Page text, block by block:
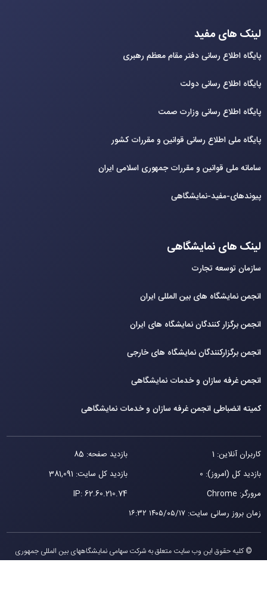
لینک های مفید
پایگاه اطلاع رسانی دفتر مقام معظم رهبری
پایگاه اطلاع رسانی دولت
پایگاه اطلاع رسانی وزارت صمت
پایگاه ملی اطلاع رسانی قوانین و مقررات کشور
سامانه ملی قوانین و مقررات جمهوری اسلامی ایران
پیوندهای-مفید-نمایشگاهی
لینک های نمایشگاهی
سازمان توسعه تجارت
انجمن نمایشگاه های بین المللی ایران
انجمن برگزار کنندگان نمایشگاه های ایران
انجمن برگزارکنندگان نمایشگاه های خارجی
انجمن غرفه سازان و خدمات نمایشگاهی
کمیته انضباطی انجمن غرفه سازان و خدمات نمایشگاهی
کاربران آنلاین: 1
بازدید صفحه: 85
بازدید کل (امروز): 0
بازدید کل سایت: 381,091
مرورگر: Chrome
IP:62.60.210.74
زمان بروز رسانی سایت:۱۴۰۵/۰۵/۱۷ ۱۶:۳۲
© کلیه حقوق این وب سایت متعلق به شرکت سهامی نمایشگاههای بین المللی جمهوری
اسلامی ايران می باشد.